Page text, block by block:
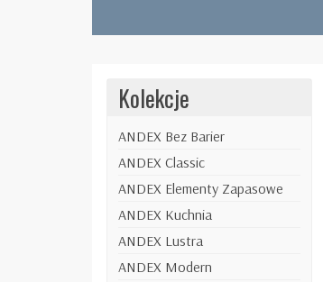
Kolekcje
ANDEX Bez Barier
ANDEX Classic
ANDEX Elementy Zapasowe
ANDEX Kuchnia
ANDEX Lustra
ANDEX Modern